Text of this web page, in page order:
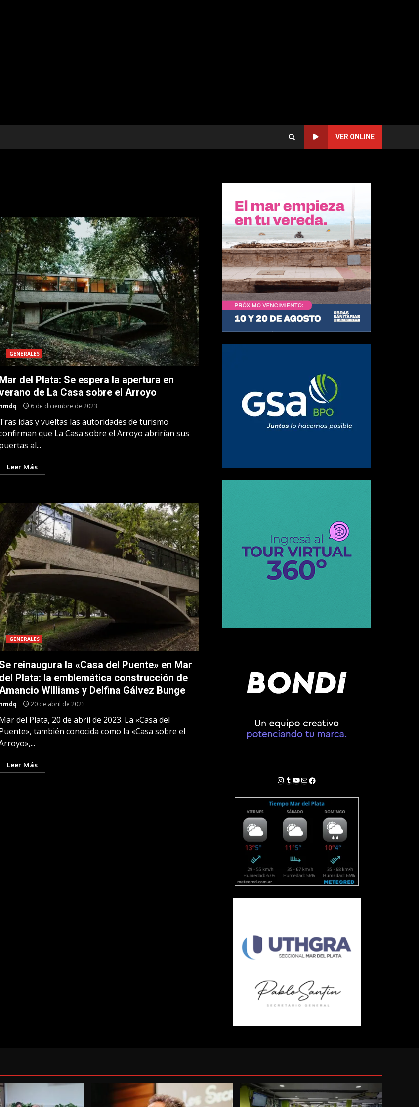
VER ONLINE
GENERALES
Mar del Plata: Se espera la apertura en
de La Casa sobre el Arroyo
nmdq 6 de diciembre de 2023
Tras idas y vueltas las autoridades de turismo
que La Casa sobre el Arroyo abrirían sus
puertas al...
Leer Más
GENERALES
Se reinaugura la «Casa del Puente» en Mar
del Plata: la emblemática construcción de
Williams y Delfina Gálvez Bunge
nmdq 20 de abril de 2023
Mar del Plata, 20 de abril de 2023. La «Casa del
Puente», también conocida como la «Casa sobre el
Leer Más
Instagram
Tumblr
YouTube
Correo electrónico
Facebook